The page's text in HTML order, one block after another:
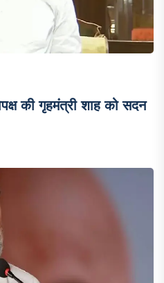
की गृहमंत्री शाह को सदन